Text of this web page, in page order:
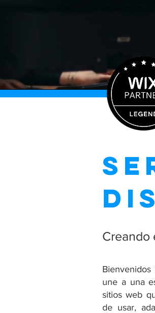
Creando
une a una
sitios web
de usar,